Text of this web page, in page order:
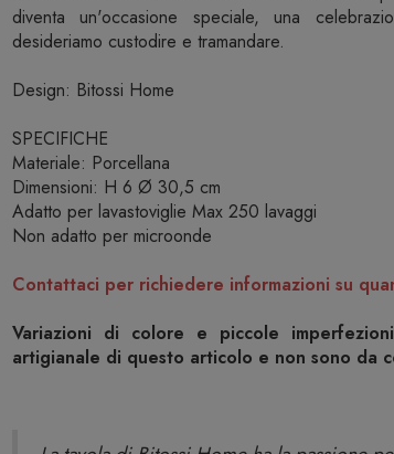
diventa un'occasione speciale, una
desideriamo custodire e tramandare.
Design: Bitossi Home
SPECIFICHE
Materiale: Porcellana
Dimensioni: H 6 Ø 30,5 cm
Adatto per lavastoviglie Max 250 lavaggi
Non adatto per microonde
Contattaci per richiedere informazioni su
Variazioni di colore e piccole
artigianale di questo articolo e non sono da